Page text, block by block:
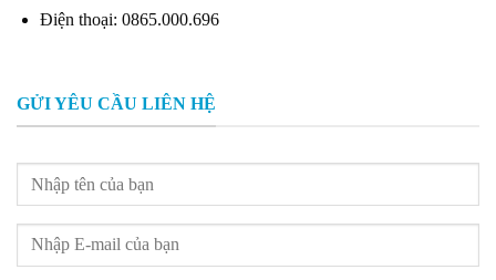
Điện thoại: 0865.000.696
GỬI YÊU CẦU LIÊN HỆ